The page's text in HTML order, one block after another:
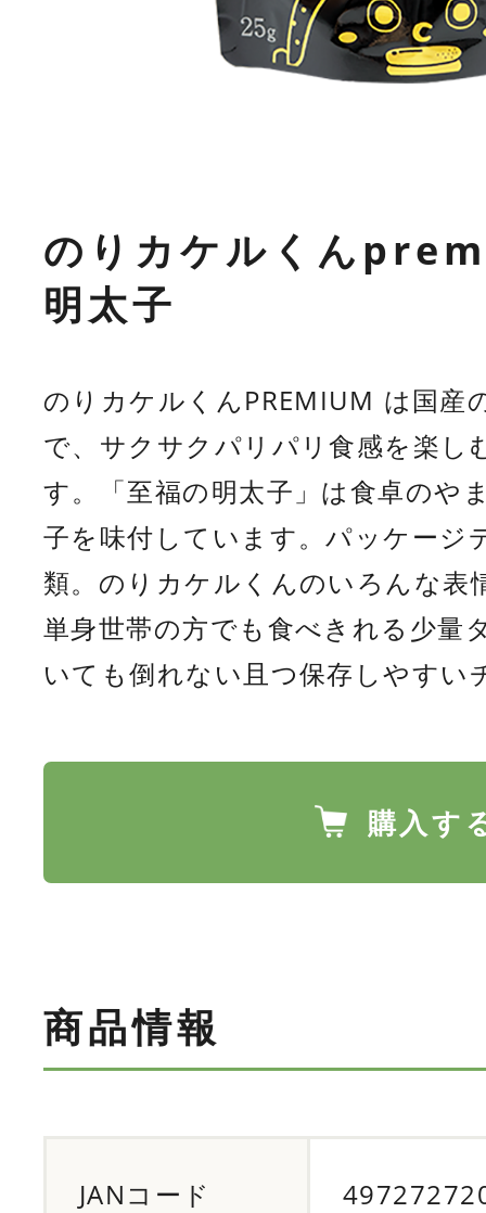
のりカケルくん
明太子
のりカケルくんPREMIUM は国産
で、サクサクパリパリ食感を楽し
す。「至福の明太子」は食卓のや
子を味付しています。パッケージ
類。のりカケルくんのいろんな表
単身世帯の方でも食べきれる少量
購入す
商品情報
JANコード